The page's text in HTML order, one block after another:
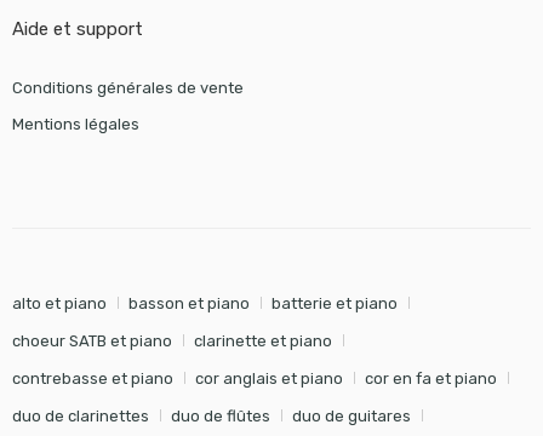
Aide et support
Conditions générales de vente
Mentions légales
alto et piano basson et piano batterie et piano
choeur SATB et piano clarinette et piano
contrebasse et piano cor anglais et piano cor en fa et piano
duo de clarinettes duo de flûtes duo de guitares